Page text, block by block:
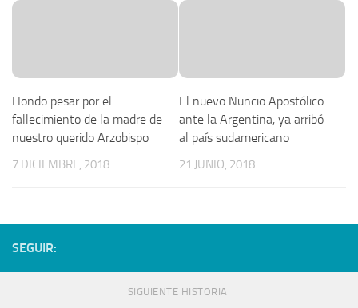
Hondo pesar por el
fallecimiento de la madre de
nuestro querido Arzobispo
7 DICIEMBRE, 2018
El nuevo Nuncio Apostólico
ante la Argentina, ya arribó
al país sudamericano
21 JUNIO, 2018
SEGUIR:
SIGUIENTE HISTORIA